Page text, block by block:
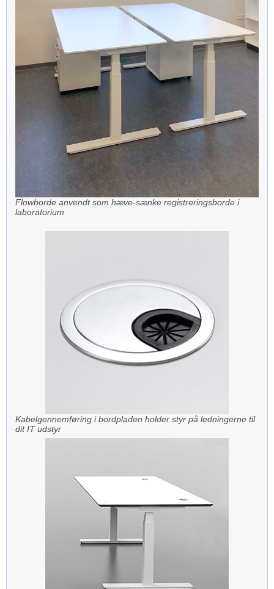
Flowborde anvendt som hæve-sænke registreringsborde i
laboratorium
Kabelgennemføring i bordpladen holder styr på ledningerne til
dit IT udstyr